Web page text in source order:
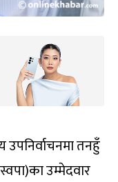
उपनिर्वाचनमा तनहुँ
उम्मेदवार